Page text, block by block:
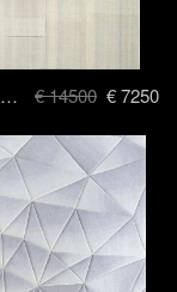
Kilim - 460 х 296 см € 14500 € 7250